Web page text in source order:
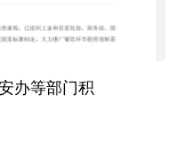
办等部门积